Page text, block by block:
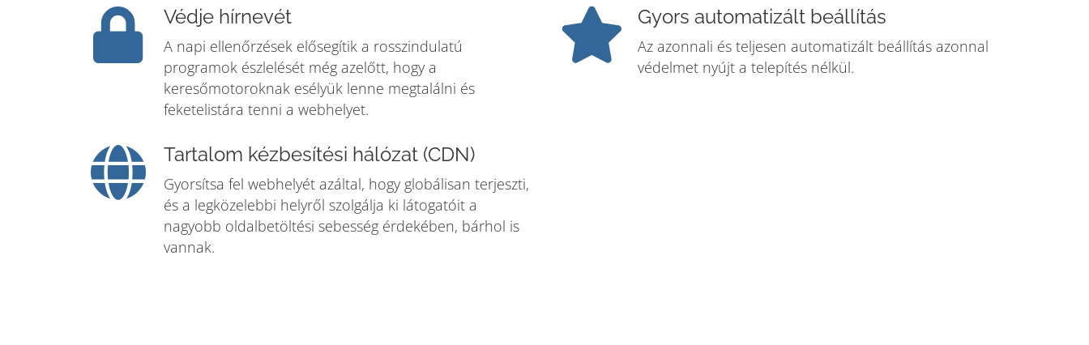
Védje hírnevét
A napi ellenőrzések elősegítik a rosszindulatú
programok észlelését még azelőtt, hogy a
keresőmotoroknak esélyük lenne megtalálni és
feketelistára tenni a webhelyet.
Gyors automatizált beállítás
Az azonnali és teljesen automatizált beállítás azonnal
védelmet nyújt a telepítés nélkül.
Tartalom kézbesítési hálózat (CDN)
Gyorsítsa fel webhelyét azáltal, hogy globálisan terjeszti,
és a legközelebbi helyről szolgálja ki látogatóit a
nagyobb oldalbetöltési sebesség érdekében, bárhol is
vannak.